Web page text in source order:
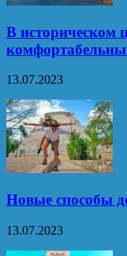
В историческом
13.07.2023
Новые способы
13.07.2023